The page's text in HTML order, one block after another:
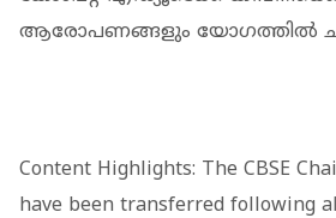
ആരോപണങ്ങളും യോ​ഗത്തിൽ
Content Highlights: The CBSE
have been transferred following